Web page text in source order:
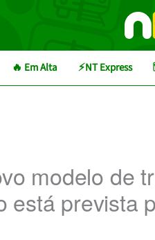
🔥 Em Alta ⚡NT Express
modelo de
está prevista